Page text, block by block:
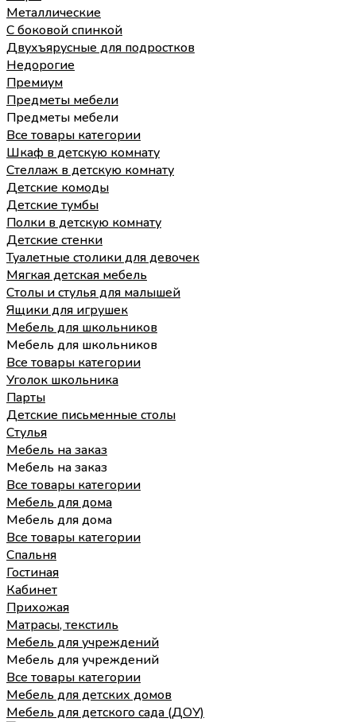
Металлические
С боковой спинкой
Двухъярусные для подростков
Недорогие
Премиум
Предметы мебели
Предметы мебели
Все товары категории
Шкаф в детскую комнату
Стеллаж в детскую комнату
Детские комоды
Детские тумбы
Полки в детскую комнату
Детские стенки
Туалетные столики для девочек
Мягкая детская мебель
Столы и стулья для малышей
Ящики для игрушек
Мебель для школьников
Мебель для школьников
Все товары категории
Уголок школьника
Парты
Детские письменные столы
Стулья
Мебель на заказ
Мебель на заказ
Все товары категории
Мебель для дома
Мебель для дома
Все товары категории
Спальня
Гостиная
Кабинет
Прихожая
Матрасы, текстиль
Мебель для учреждений
Мебель для учреждений
Все товары категории
Мебель для детских домов
Мебель для детского сада (ДОУ)